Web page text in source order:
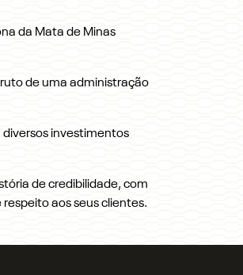
da Mata de Minas
de uma administração
diversos investimentos
de credibilidade, com
aos seus clientes.